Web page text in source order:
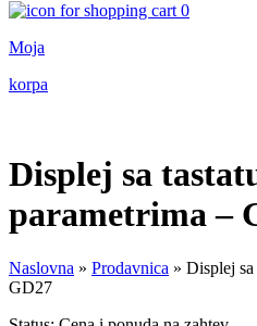
0
Moja
korpa
Displej sa
parametrima –
Naslovna » Prodavnica » Displej sa
GD27